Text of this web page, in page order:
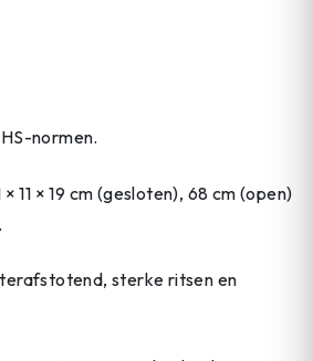
normen.
11 × 19 cm (gesloten), 68 cm (open)
sterke ritsen en